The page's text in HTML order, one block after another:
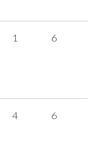
1 6
4 6